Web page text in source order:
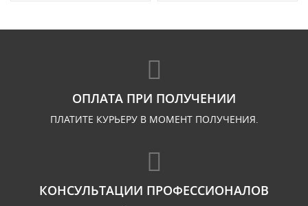
ОПЛАТА ПРИ ПОЛУЧЕНИИ
ПЛАТИТЕ КУРЬЕРУ В МОМЕНТ ПОЛУЧЕНИЯ.
КОНСУЛЬТАЦИИ ПРОФЕССИОНАЛОВ